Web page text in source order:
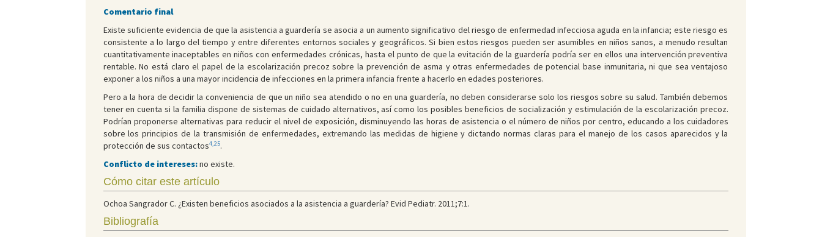
Comentario final
Existe suficiente evidencia de que la asistencia a guardería se asocia a un aumento significativo del riesgo de enfermedad infecciosa aguda en la infancia; este riesgo es
consistente a lo largo del tiempo y entre diferentes entornos sociales y geográficos. Si bien estos riesgos pueden ser asumibles en niños sanos, a menudo resultan
cuantitativamente inaceptables en niños con enfermedades crónicas, hasta el punto de que la evitación de la guardería podría ser en ellos una intervención preventiva
rentable. No está claro el papel de la escolarización precoz sobre la prevención de asma y otras enfermedades de potencial base inmunitaria, ni que sea ventajoso
exponer a los niños a una mayor incidencia de infecciones en la primera infancia frente a hacerlo en edades posteriores.
Pero a la hora de decidir la conveniencia de que un niño sea atendido o no en una guardería, no deben considerarse solo los riesgos sobre su salud. También debemos
tener en cuenta si la familia dispone de sistemas de cuidado alternativos, así como los posibles beneficios de socialización y estimulación de la escolarización precoz.
Podrían proponerse alternativas para reducir el nivel de exposición, disminuyendo las horas de asistencia o el número de niños por centro, educando a los cuidadores
sobre los principios de la transmisión de enfermedades, extremando las medidas de higiene y dictando normas claras para el manejo de los casos aparecidos y la
protección de sus contactos4,25.
Conflicto de intereses:no existe.
Cómo citar este artículo
Ochoa Sangrador C. ¿Existen beneficios asociados a la asistencia a guardería? Evid Pediatr. 2011;7:1.
Bibliografía